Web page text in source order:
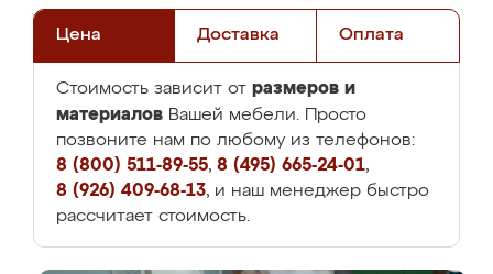
Цена Доставка Оплата
Стоимость зависит от размеров и
материалов Вашей мебели. Просто
позвоните нам по любому из телефонов:
8 (800) 511-89-55, 8 (495) 665-24-01,
8 (926) 409-68-13, и наш менеджер быстро
рассчитает стоимость.